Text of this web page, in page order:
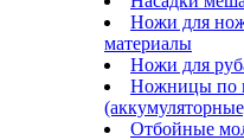
Ножи для
материалы
Ножи для
Ножницы по
Отбойные